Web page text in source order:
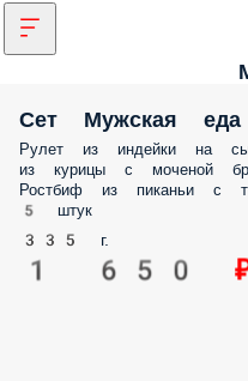
Сет Мужская еда
Рулет из индейки на
из курицы с моченой
Ростбиф из пиканьи с
5 штук
335 г.
1 650